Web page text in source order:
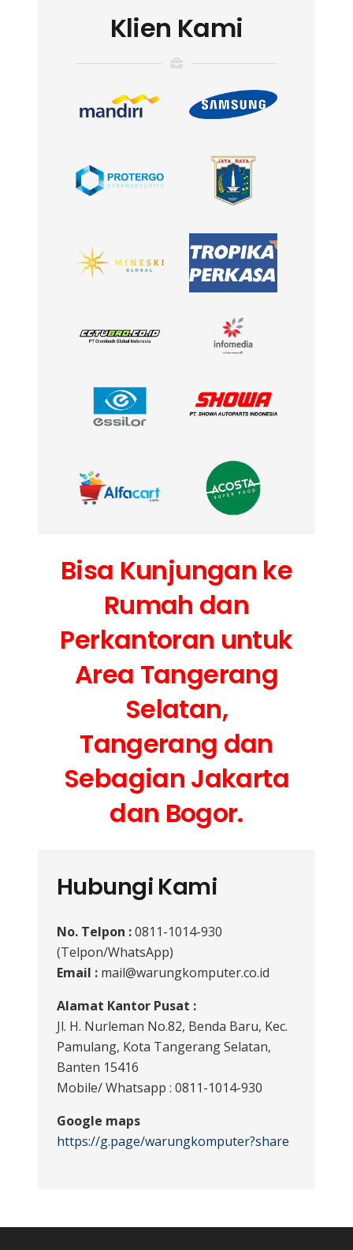
Klien Kami
Bisa Kunjungan ke
Rumah dan
Perkantoran untuk
Area Tangerang
Selatan,
Tangerang dan
Sebagian Jakarta
dan Bogor.
Hubungi Kami
No. Telpon :0811-1014-930
(Telpon/WhatsApp)
Email : mail@warungkomputer.co.id
Alamat Kantor Pusat :
Jl. H. Nurleman No.82, Benda Baru, Kec.
Pamulang, Kota Tangerang Selatan,
Banten 15416
Mobile/ Whatsapp : 0811-1014-930
Google maps
https://g.page/warungkomputer?share